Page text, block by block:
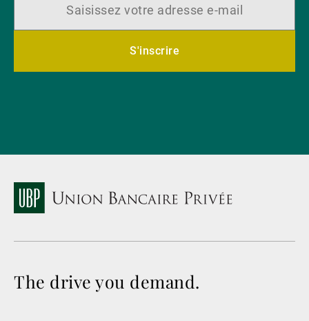
S'inscrire
The drive you demand.